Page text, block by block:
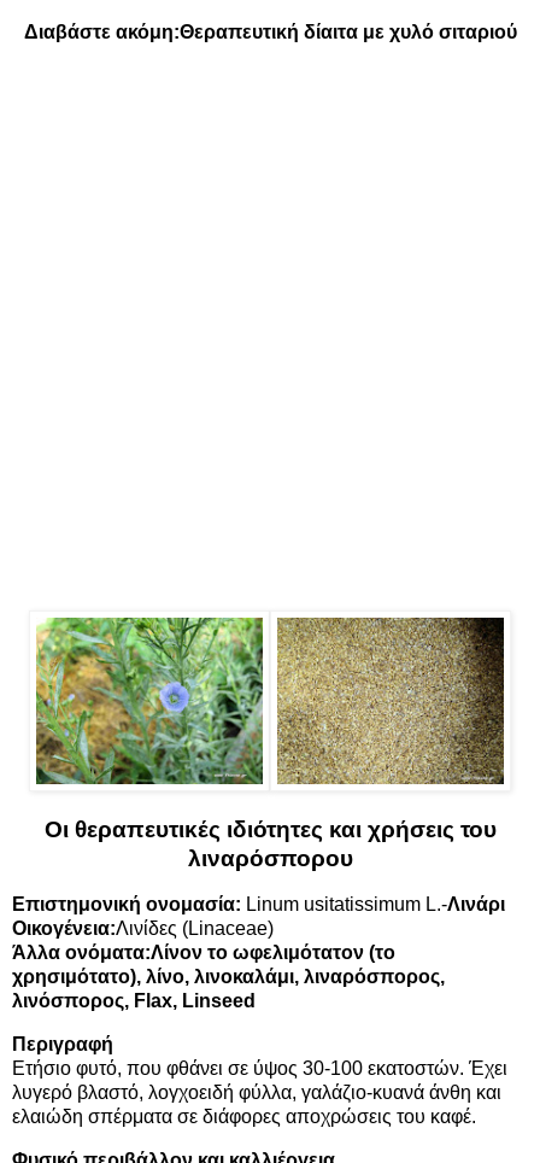
Διαβάστε ακόμη:Θεραπευτική δίαιτα με χυλό σιταριού
Οι θεραπευτικές ιδιότητες και χρήσεις του
λιναρόσπορου
Επιστημονική ονομασία: Linum usitatissimum L.-Λινάρι
Οικογένεια:Λινίδες (Linaceae)
Άλλα ονόματα:Λίνον το ωφελιμότατον (το
χρησιμότατο), λίνο, λινοκαλάμι, λιναρόσπορος,
λινόσπορος, Flax, Linseed
Περιγραφή
Ετήσιο φυτό, που φθάνει σε ύψος 30-100 εκατοστών. Έχει
λυγερό βλαστό, λογχοειδή φύλλα, γαλάζιο-κυανά άνθη και
ελαιώδη σπέρματα σε διάφορες αποχρώσεις του καφέ.